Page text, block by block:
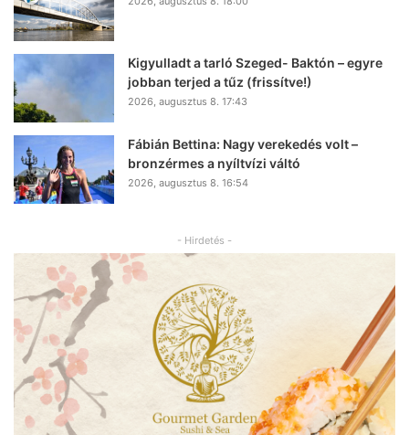
Kigyulladt a tarló Szeged- Baktón – egyre
jobban terjed a tűz (frissítve!)
2026, augusztus 8. 17:43
Fábián Bettina: Nagy verekedés volt –
bronzérmes a nyíltvízi váltó
2026, augusztus 8. 16:54
- Hirdetés -